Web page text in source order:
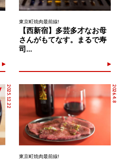
東京町焼肉最前線!
【西新宿】多芸多才なお母
さんがもてなす。まるで寿
司...
2025.12.22 2026.4.8
東京町焼肉最前線!